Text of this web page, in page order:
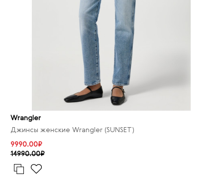
Wrangler
Джинсы женские Wrangler (SUNSET)
9990.00₽
14990.00₽